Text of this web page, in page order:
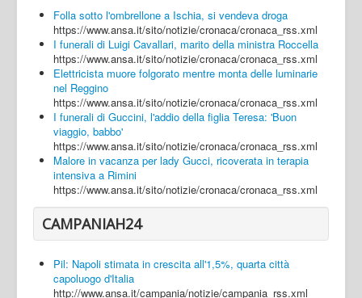
Napoli
Salerno
Login
Folla sotto l'ombrellone a Ischia, si vendeva droga
https://www.ansa.it/sito/notizie/cronaca/cronaca_rss.xml
I funerali di Luigi Cavallari, marito della ministra Roccella
https://www.ansa.it/sito/notizie/cronaca/cronaca_rss.xml
Elettricista muore folgorato mentre monta delle luminarie
nel Reggino
https://www.ansa.it/sito/notizie/cronaca/cronaca_rss.xml
I funerali di Guccini, l'addio della figlia Teresa: 'Buon
viaggio, babbo'
https://www.ansa.it/sito/notizie/cronaca/cronaca_rss.xml
Malore in vacanza per lady Gucci, ricoverata in terapia
intensiva a Rimini
https://www.ansa.it/sito/notizie/cronaca/cronaca_rss.xml
CAMPANIAH24
Pil: Napoli stimata in crescita all'1,5%, quarta città
capoluogo d'Italia
http://www.ansa.it/campania/notizie/campania_rss.xml